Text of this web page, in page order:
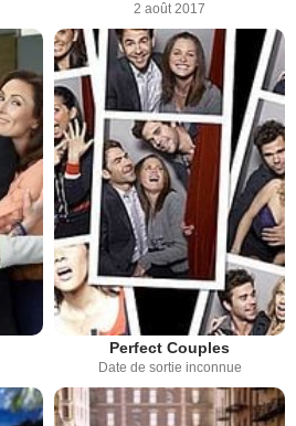
2 août 2017
Perfect Couples
Date de sortie inconnue